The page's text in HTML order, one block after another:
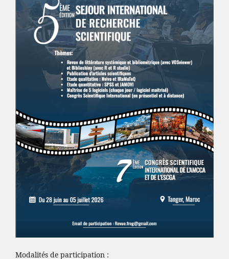
Modalités de participation :